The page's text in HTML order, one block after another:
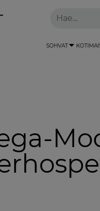
SOHVAT